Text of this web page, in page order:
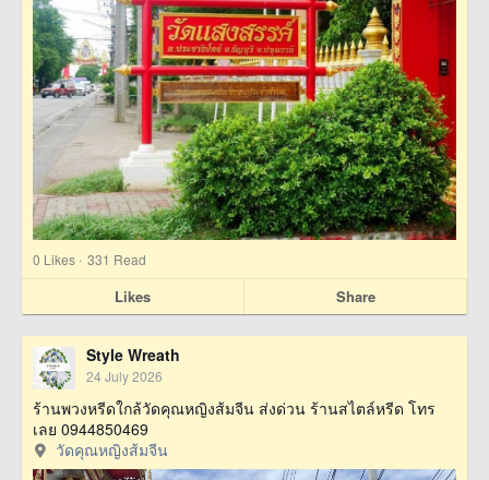
0 Likes · 331 Read
Likes Share
Style Wreath
24 July 2026
ร้านพวงหรีดใกล้วัดคุณหญิงส้มจีน ส่งด่วน ร้านสไตล์หรีด โทร
เลย 0944850469
วัดคุณหญิงส้มจีน